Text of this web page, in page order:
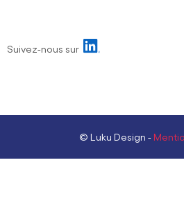
Suivez-nous sur
© Luku Design -